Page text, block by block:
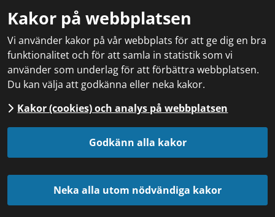
Kakor på webbplatsen
Vi använder kakor på vår webbplats för att ge dig en bra
funktionalitet och för att samla in statistik som vi
använder som underlag för att förbättra webbplatsen.
Du kan välja att godkänna eller neka kakor.
Kakor (cookies) och analys på webbplatsen
Godkänn alla kakor
Neka alla utom nödvändiga kakor